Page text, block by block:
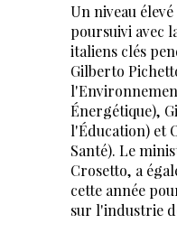
Un niveau
poursuivi avec
italiens clés
Gilberto
Énergétique),
l'Éducation) et
Santé). Le
Crosetto, a
cette année
sur l'industrie